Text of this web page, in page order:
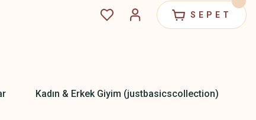
SEPET
Kadın & Erkek Giyim (justbasicscollection)